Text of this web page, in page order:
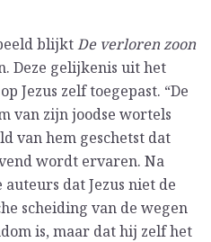
blijktDe verloren zoon
Deze gelijkenis uit het
Jezus zelf toegepast. “De
van zijn joodse wortels
van hem geschetst dat
wordt ervaren. Na
dat Jezus niet de
scheiding van de wegen
is, maar dat hij zelf het